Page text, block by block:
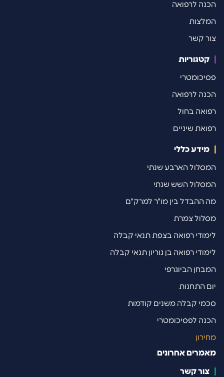
לרפואה
קשר
קטגוריות
לרפואה
בחול
שיניים
מידע כללי
הארבע שנתי
השש שנתי
ההבדל בין מו"ר למרק"ם
צמרת
רפואה בצפת תנאי קבלה
רפואה בן גוריון תנאי קבלה
הביוגרפי
התחנות
קבלה משנים קודמות
לפסיכומטרי
אחרונים
צור קשר